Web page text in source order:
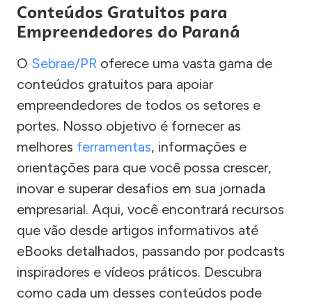
Conteúdos Gratuitos para
Empreendedores do Paraná
O Sebrae/PR oferece uma vasta gama de
conteúdos gratuitos para apoiar
empreendedores de todos os setores e
portes. Nosso objetivo é fornecer as
melhores ferramentas, informações e
orientações para que você possa crescer,
inovar e superar desafios em sua jornada
empresarial. Aqui, você encontrará recursos
que vão desde artigos informativos até
eBooks detalhados, passando por podcasts
inspiradores e vídeos práticos. Descubra
como cada um desses conteúdos pode